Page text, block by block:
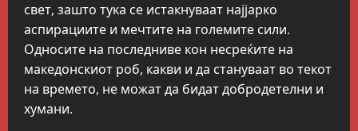
свет, зашто тука се истакнуваат најјарко
аспирациите и мечтите на големите сили.
Односите на последниве кон несреќите на
македонскиот роб, какви и да стануваат во текот
на времето, не можат да бидат добродетелни и
хумани.